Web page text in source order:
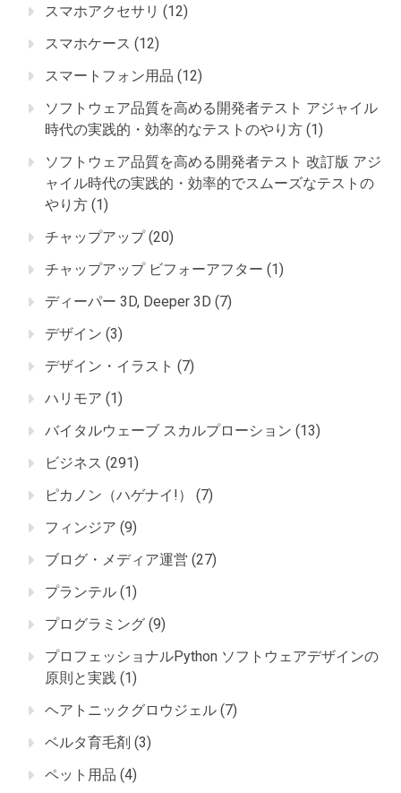
スマホアクセサリ (12)
スマホケース (12)
スマートフォン用品 (12)
ソフトウェア品質を高める開発者テスト アジャイル
時代の実践的・効率的なテストのやり方 (1)
ソフトウェア品質を高める開発者テスト 改訂版 アジ
ャイル時代の実践的・効率的でスムーズなテストの
やり方 (1)
チャップアップ(20)
チャップアップ ビフォーアフター (1)
ディーパー 3D, Deeper 3D (7)
デザイン (3)
デザイン・イラスト (7)
ハリモア (1)
バイタルウェーブ スカルプローション (13)
ビジネス (291)
ピカノン（ハゲナイ!）
(7)
フィンジア (9)
ブログ・メディア運営 (27)
プランテル (1)
プログラミング (9)
プロフェッショナルPython ソフトウェアデザインの
原則と実践 (1)
ヘアトニックグロウジェル (7)
ベルタ育毛剤 (3)
ペット用品 (4)